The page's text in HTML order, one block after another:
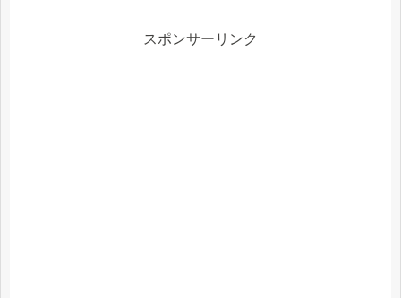
スポンサーリンク